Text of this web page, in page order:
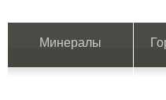
Минералы